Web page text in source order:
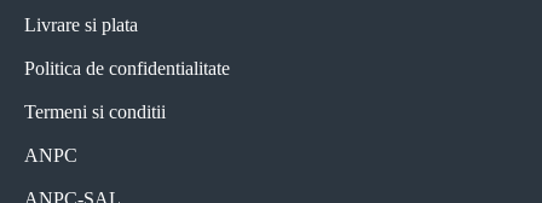
Livrare si plata
Politica de confidentialitate
Termeni si conditii
ANPC
ANPC-SAL